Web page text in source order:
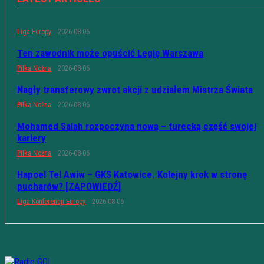
Liga Europy 2026-08-06
Ten zawodnik może opuścić Legię Warszawa
Piłka Nożna 2026-08-06
Nagły transferowy zwrot akcji z udziałem Mistrza Świata
Piłka Nożna 2026-08-06
Mohamed Salah rozpoczyna nową – turecką część swojej
kariery
Piłka Nożna 2026-08-06
Hapoel Tel Awiw – GKS Katowice. Kolejny krok w stronę
pucharów? [ZAPOWIEDŹ]
Liga Konferencji Europy 2026-08-06